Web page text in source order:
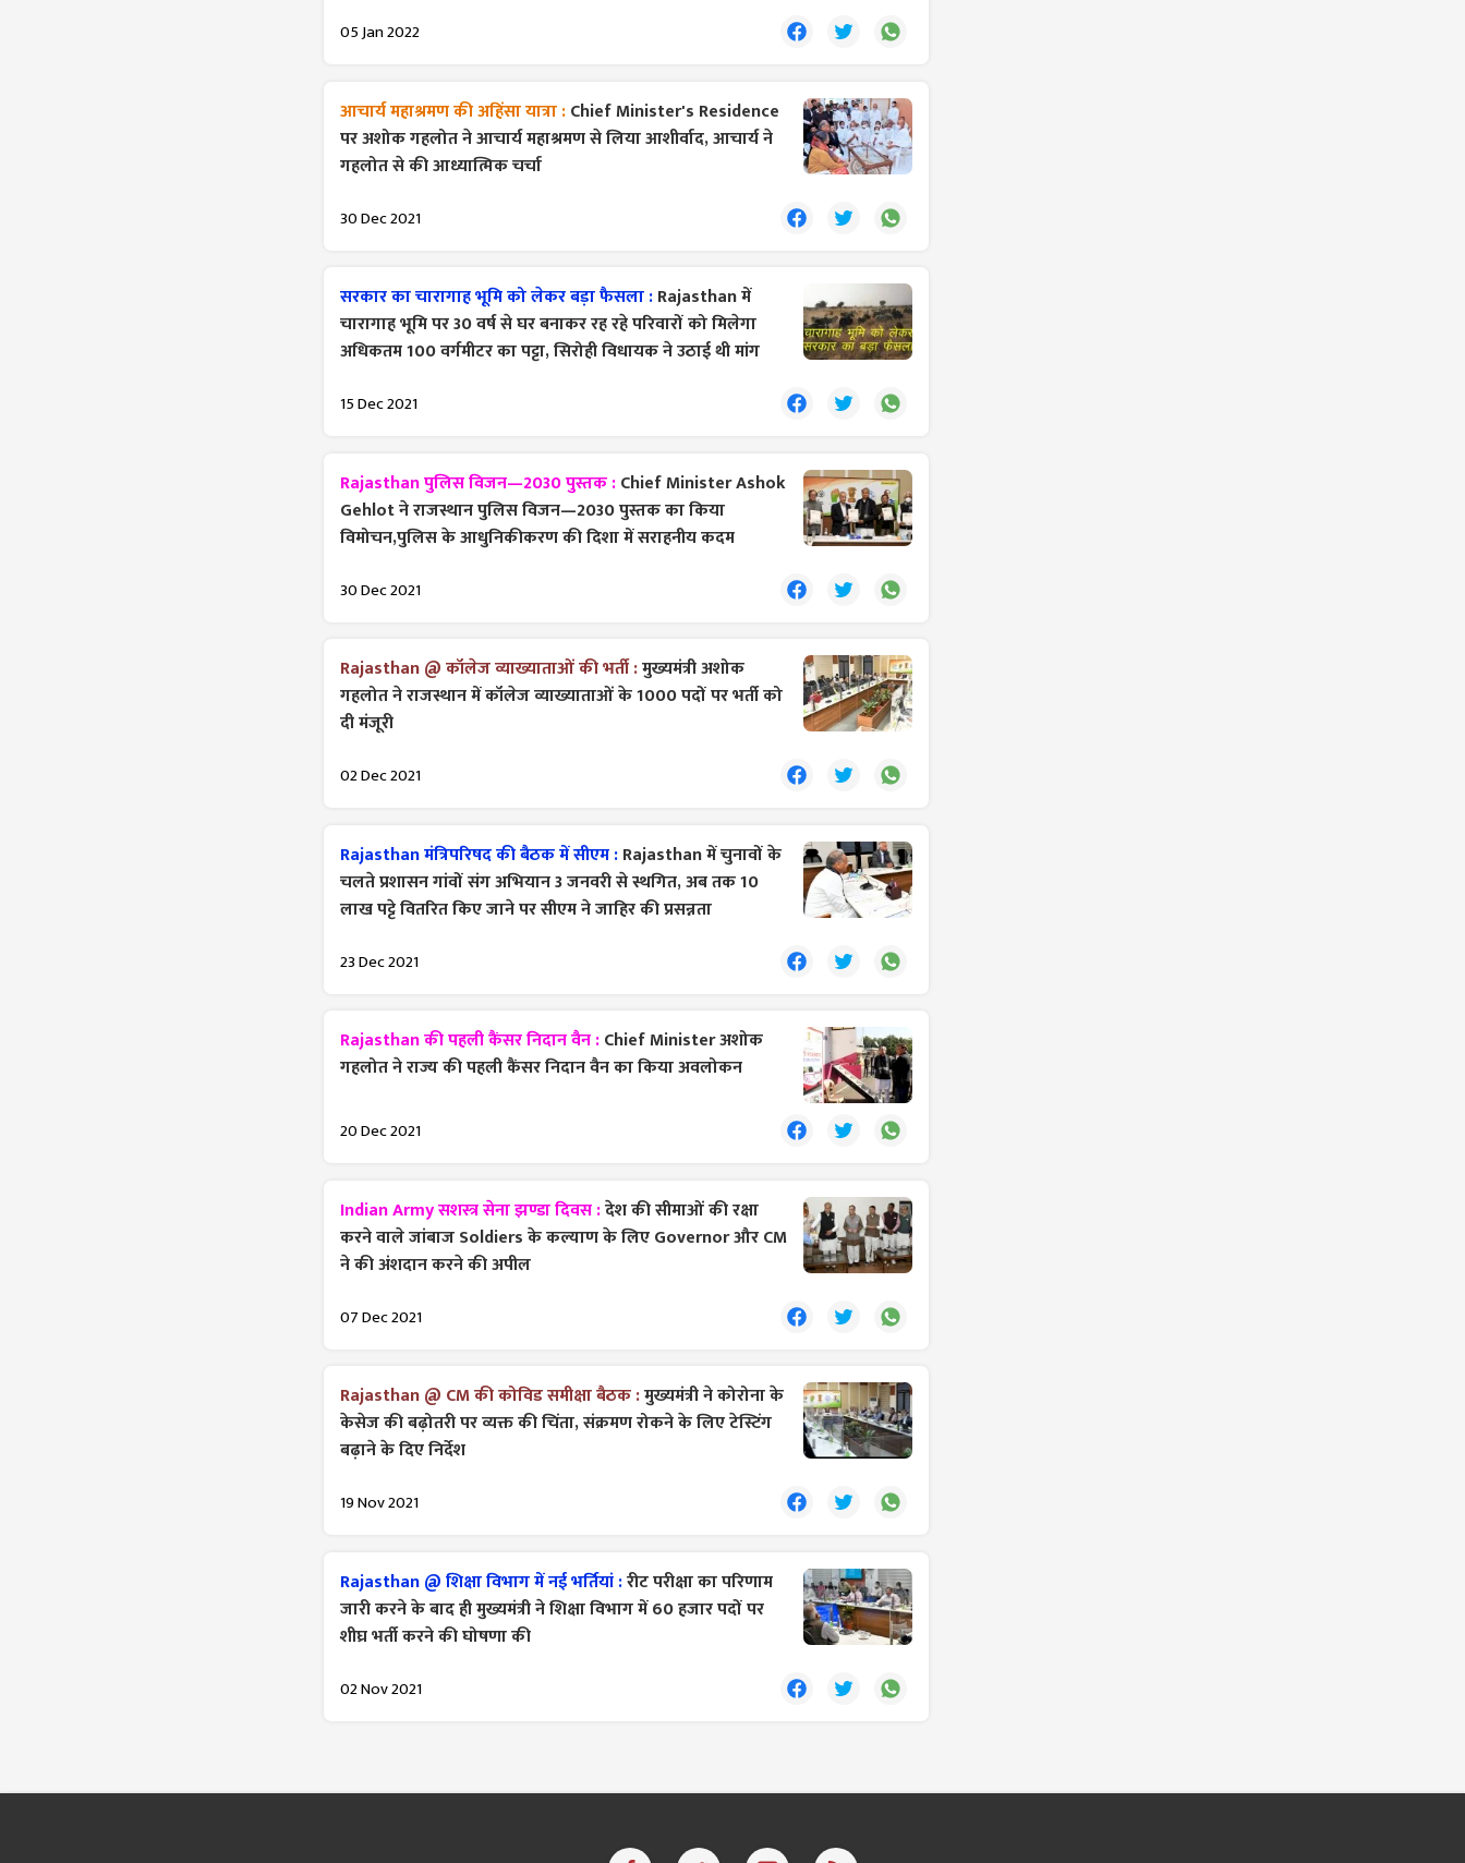
05 Jan 2022
आचार्य महाश्रमण की अहिंसा यात्रा :Chief Minister's Residence
पर अशोक गहलोत ने आचार्य महाश्रमण से लिया आशीर्वाद, आचार्य ने
गहलोत से की आध्यात्मिक चर्चा
30 Dec 2021
सरकार का चारागाह भूमि को लेकर बड़ा फैसला :Rajasthan में
चारागाह भूमि पर 30 वर्ष से घर बनाकर रह रहे परिवारों को मिलेगा
अधिकतम 100 वर्गमीटर का पट्टा, सिरोही विधायक ने उठाई थी मांग
15 Dec 2021
Rajasthan पुलिस विजन—2030 पुस्तक :Chief Minister Ashok
Gehlot ने राजस्थान पुलिस विजन—2030 पुस्तक का किया
विमोचन,पुलिस के आधुनिकीकरण की दिशा में सराहनीय कदम
30 Dec 2021
Rajasthan @ कॉलेज व्याख्याताओं की भर्ती :मुख्यमंत्री अशोक
गहलोत ने राजस्थान में कॉलेज व्याख्याताओं के 1000 पदों पर भर्ती को
दी मंजूरी
02 Dec 2021
Rajasthan मंत्रिपरिषद की बैठक में सीएम :Rajasthan में चुनावों के
चलते प्रशासन गांवों संग अभियान 3 जनवरी से स्थगित, अब तक 10
लाख पट्टे वितरित किए जाने पर सीएम ने जाहिर की प्रसन्नता
23 Dec 2021
Rajasthan की पहली कैंसर निदान वैन :Chief Minister अशोक
गहलोत ने राज्य की पहली कैंसर निदान वैन का किया अवलोकन
20 Dec 2021
Indian Army सशस्त्र सेना झण्डा दिवस :देश की सीमाओं की रक्षा
करने वाले जांबाज Soldiers के कल्याण के लिए Governor और CM
ने की अंशदान करने की अपील
07 Dec 2021
Rajasthan @ CM की कोविड समीक्षा बैठक :मुख्यमंत्री ने कोरोना के
केसेज की बढ़ोतरी पर व्यक्त की चिंता, संक्रमण रोकने के लिए टेस्टिंग
बढ़ाने के दिए निर्देश
19 Nov 2021
Rajasthan @ शिक्षा विभाग में नई भर्तियां :रीट परीक्षा का परिणाम
जारी करने के बाद ही मुख्यमंत्री ने शिक्षा विभाग में 60 हजार पदों पर
शीघ्र भर्ती करने की घोषणा की
02 Nov 2021